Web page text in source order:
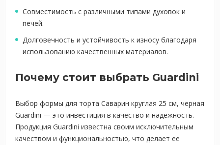
Совместимость с различными типами духовок и
печей.
Долговечность и устойчивость к износу благодаря
использованию качественных материалов.
Почему стоит выбрать Guardini
Выбор формы для торта Саварин круглая 25 см, черная
Guardini — это инвестиция в качество и надежность.
Продукция Guardini известна своим исключительным
качеством и функциональностью, что делает ее